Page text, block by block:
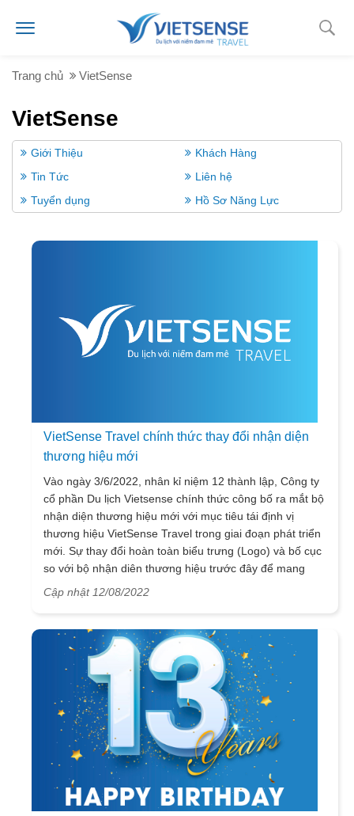
Trang chủ VietSense
VietSense
Giới Thiệu
Khách Hàng
Tin Tức
Liên hệ
Tuyển dụng
Hồ Sơ Năng Lực
VietSense Travel chính thức thay đổi nhận diện
thương hiệu mới
Vào ngày 3/6/2022, nhân kỉ niệm 12 thành lập, Công ty
cổ phần Du lịch Vietsense chính thức công bố ra mắt bộ
nhận diện thương hiệu mới với mục tiêu tái định vị
thương hiệu VietSense Travel trong giai đoạn phát triển
mới. Sự thay đổi hoàn toàn biểu trưng (Logo) và bố cục
so với bộ nhận diên thương hiệu trước đây để mang
đến năng lượng, khát vọng mới phù hợp với xu hướng
ảnh năng động, trẻ trung, sáng tạo và không ngừng
phát triển sau ảnh hưởng của dịch Covid-19.
Cập nhật 12/08/2022